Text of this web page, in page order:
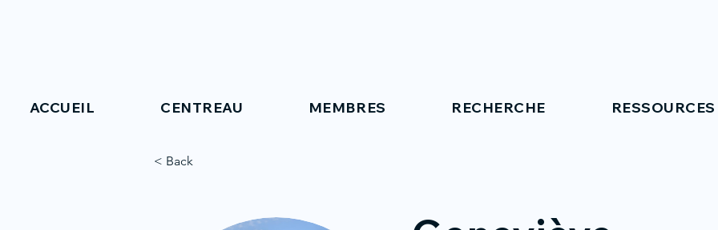
ACCUEIL CENTREAU MEMBRES RECHERCHE RESSOURCES
< Back